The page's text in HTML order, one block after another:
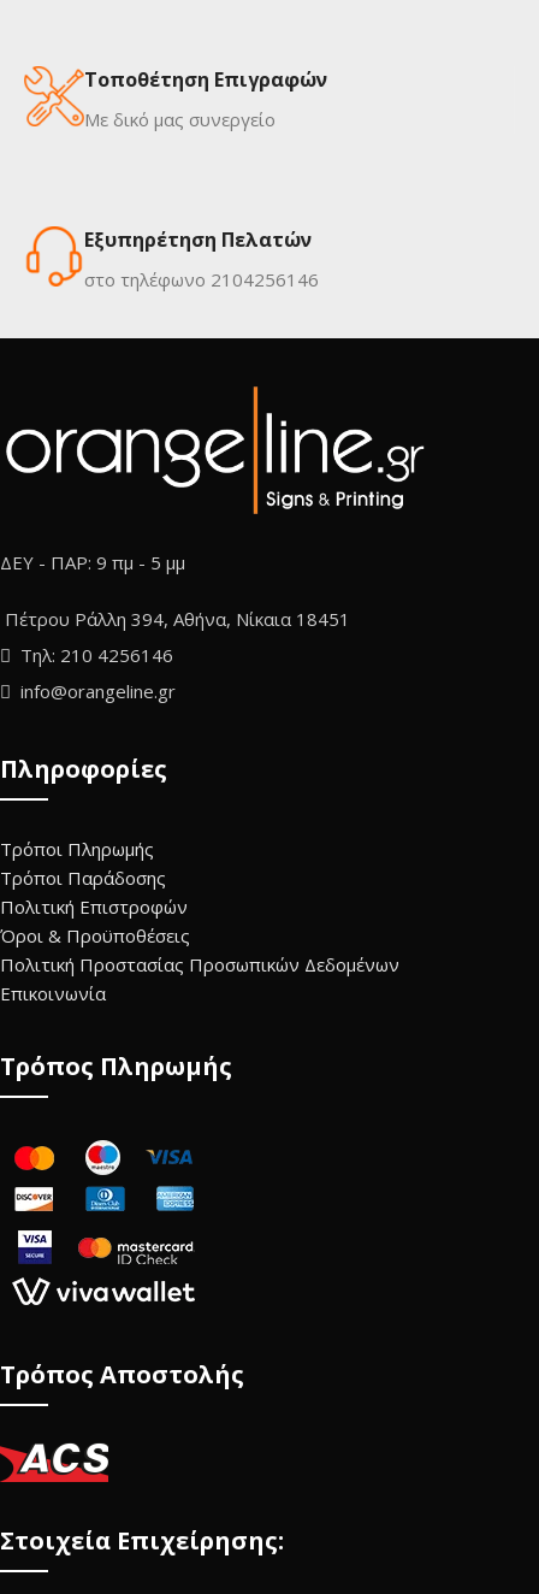
Τοποθέτηση Επιγραφών
Με δικό μας συνεργείο
Εξυπηρέτηση Πελατών
στο τηλέφωνο 2104256146
ΔΕΥ - ΠΑΡ: 9 πμ - 5 μμ
Πέτρου Ράλλη 394, Αθήνα, Νίκαια 18451
Τηλ: 210 4256146
info@orangeline.gr
Πληροφορίες
Τρόποι Πληρωμής
Τρόποι Παράδοσης
Πολιτική Επιστροφών
Όροι & Προϋποθέσεις
Πολιτική Προστασίας Προσωπικών Δεδομένων
Επικοινωνία
Τρόπος Πληρωμής
Τρόπος Αποστολής
Στοιχεία Επιχείρησης: